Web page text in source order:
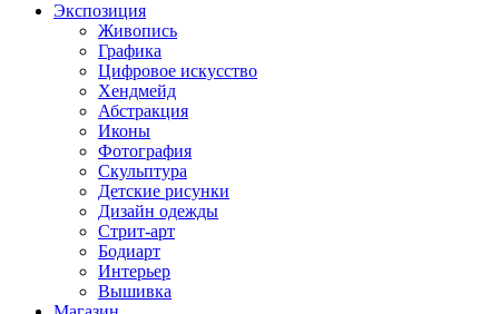
Экспозиция
Живопись
Графика
Цифровое искусство
Хендмейд
Абстракция
Иконы
Фотография
Скульптура
Детские рисунки
Дизайн одежды
Стрит-арт
Бодиарт
Интерьер
Вышивка